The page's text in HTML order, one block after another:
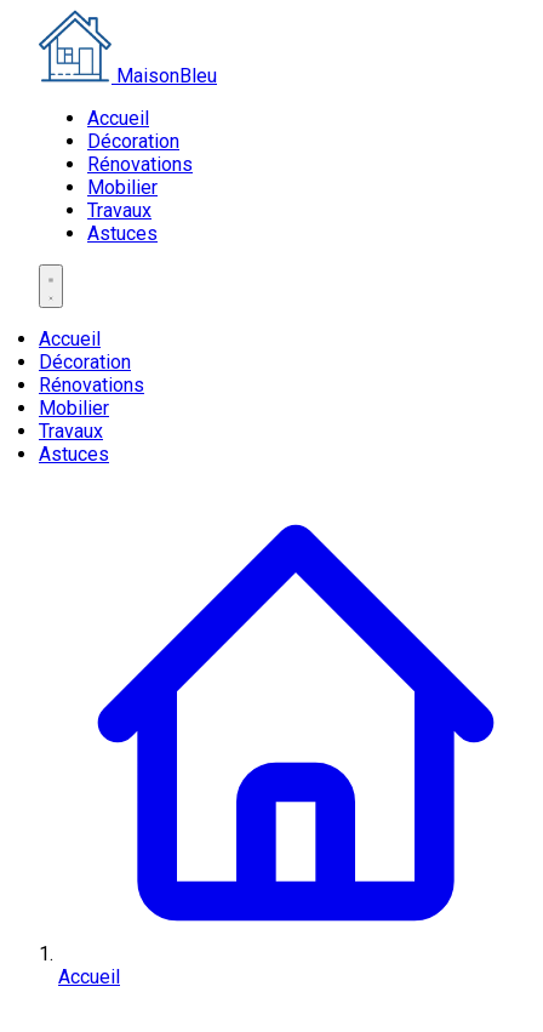
MaisonBleu
Accueil
Décoration
Rénovations
Mobilier
Travaux
Astuces
Accueil
Décoration
Rénovations
Mobilier
Travaux
Astuces
Accueil